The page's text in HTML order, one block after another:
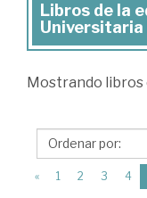
Libros
de
la
Fundación
Española
Libros de la
Universitaria
Mostrando libros
« 1 2 3 4